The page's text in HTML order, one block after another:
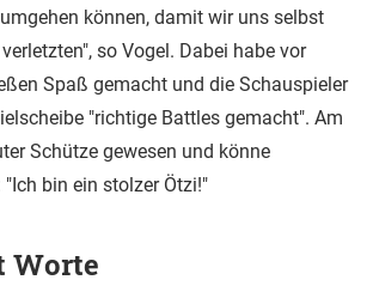
können, damit wir uns selbst
so Vogel. Dabei habe vor
Spaß gemacht und die Schauspieler
"richtige Battles gemacht". Am
Schütze gewesen und könne
bin ein stolzer Ötzi!"
Worte